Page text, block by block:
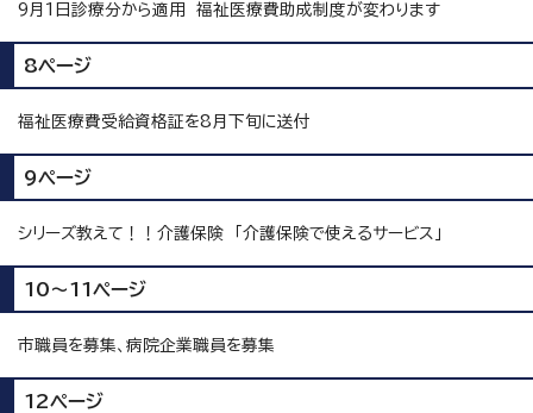
9月1日診療分から適用 福祉医療費助成制度が変わります
8ページ
福祉医療費受給資格証を8月下旬に送付
9ページ
シリーズ教えて！！介護保険 「介護保険で使えるサービス」
10～11ページ
市職員を募集、病院企業職員を募集
12ページ